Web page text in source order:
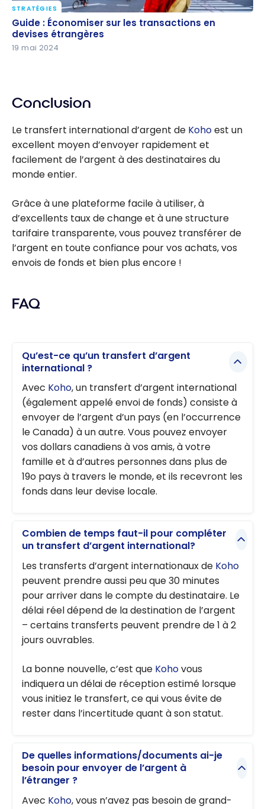
Guide : Économiser sur les transactions en devises
étrangères
STRATÉGIES
Guide : Économiser sur les transactions en
devises étrangères
19 mai 2024
Conclusion
Le transfert international d’argent de Kohoest un
excellent moyen d’envoyer rapidement et
facilement de l’argent à des destinataires du
monde entier.
Grâce à une plateforme facile à utiliser, à
d’excellents taux de change et à une structure
tarifaire transparente, vous pouvez transférer de
l’argent en toute confiance pour vos achats, vos
envois de fonds et bien plus encore !
FAQ
Qu’est-ce qu’un transfert d’argent
international ?
Avec Koho, un transfert d’argent international
(également appelé envoi de fonds) consiste à
envoyer de l’argent d’un pays (en l’occurrence
le Canada) à un autre. Vous pouvez envoyer
vos dollars canadiens à vos amis, à votre
famille et à d’autres personnes dans plus de
19o pays à travers le monde, et ils recevront les
fonds dans leur devise locale.
Combien de temps faut-il pour compléter
un transfert d’argent international?
Les transferts d’argent internationaux de Koho
peuvent prendre aussi peu que 30 minutes
pour arriver dans le compte du destinataire. Le
délai réel dépend de la destination de l’argent
– certains transferts peuvent prendre de 1 à 2
jours ouvrables.
La bonne nouvelle, c’est que Kohovous
indiquera un délai de réception estimé lorsque
vous initiez le transfert, ce qui vous évite de
rester dans l’incertitude quant à son statut.
De quelles informations/documents ai-je
besoin pour envoyer de l’argent à
l’étranger ?
Avec Koho, vous n’avez pas besoin de grand-